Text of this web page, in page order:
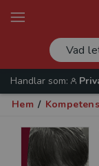
Handlar som:
Hem /